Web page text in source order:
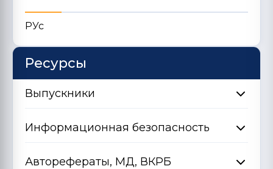
РУс
Ресурсы
Выпускники
Информационная безопасность
Авторефераты, МД, ВКРБ